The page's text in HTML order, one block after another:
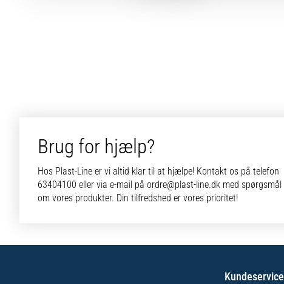
Brug for hjælp?
Hos Plast-Line er vi altid klar til at hjælpe! Kontakt os på telefon
63404100 eller via e-mail på ordre@plast-line.dk med spørgsmål
om vores produkter. Din tilfredshed er vores prioritet!
Kundeservice